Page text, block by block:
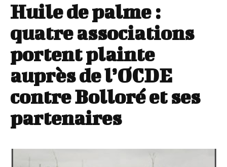
Huile de palme :
quatre associations
portent plainte
auprès de l’OCDE
contre Bolloré et ses
partenaires